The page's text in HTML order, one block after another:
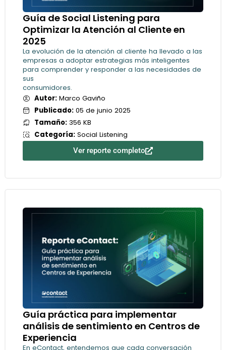
Guía de Social Listening para
Optimizar la Atención al Cliente en
2025
La evolución de la atención al cliente ha llevado a las
empresas a adoptar estrategias más inteligentes
para comprender y responder a las necesidades de
sus
consumidores.
Autor:Marco Gaviño
Publicado:05 de junio 2025
Tamaño:356 KB
Categoría:Social Listening
Ver reporte completo
Guía práctica para implementar
análisis de sentimiento en Centros de
Experiencia
En eContact, entendemos que cada conversación